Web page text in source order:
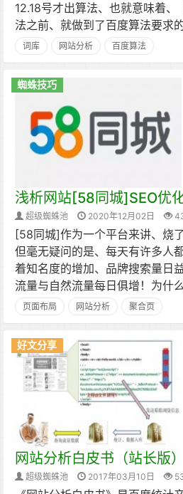
12.18号才出算法、也就意味着
法之前、就做到了百度算法要求
词库 网站分析 百度算法
蜘蛛技巧
浅析网站[58同城]SEO优
超级蜘蛛池 2020年12月02日
​[58同城]作为一个平台来讲、烧
但毫无疑问的是、每天有许多人
着知名度的增加、品牌搜索量日
流量与自然流量每日俱增！为什
页面布局 网站分析 聚合页
好文分享
网站分析白皮书（站长版）
超级蜘蛛池 2017年03月10日